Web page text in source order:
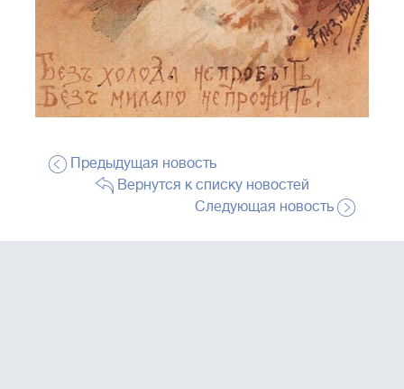
Предыдущая новость
Вернутся к списку новостей
Следующая новость